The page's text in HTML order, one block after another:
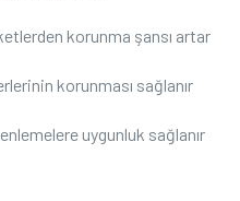
korunma şansı artar
korunması sağlanır
uygunluk sağlanır